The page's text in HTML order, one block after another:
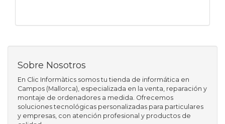
Sobre Nosotros
En Clic Informàtics somos tu tienda de informática en
Campos (Mallorca), especializada en la venta, reparación y
montaje de ordenadores a medida. Ofrecemos
soluciones tecnológicas personalizadas para particulares
y empresas, con atención profesional y productos de